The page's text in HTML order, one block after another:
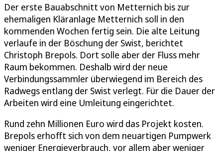
Der erste Bauabschnitt von Metternich bis zur
ehemaligen Kläranlage Metternich soll in den
kommenden Wochen fertig sein. Die alte Leitung
verlaufe in der Böschung der Swist, berichtet
Christoph Brepols. Dort solle aber der Fluss mehr
Raum bekommen. Deshalb wird der neue
Verbindungssammler überwiegend im Bereich des
Radwegs entlang der Swist verlegt. Für die Dauer der
Arbeiten wird eine Umleitung eingerichtet.
Rund zehn Millionen Euro wird das Projekt kosten.
Brepols erhofft sich von dem neuartigen Pumpwerk
weniger Energieverbrauch, vor allem aber weniger